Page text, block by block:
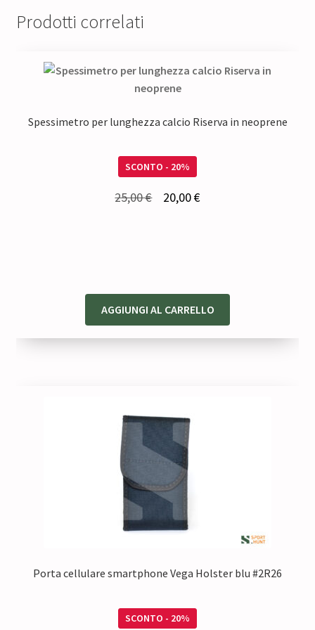
Prodotti correlati
Spessimetro per lunghezza calcio Riserva in neoprene
SCONTO - 20%
25,00€ 20,00€Il
AGGIUNGI AL CARRELLO
Porta cellulare smartphone Vega Holster blu #2R26
SCONTO - 20%